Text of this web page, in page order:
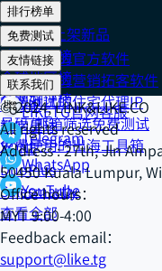
排行榜单
202608 上架新品
社交媒体榜
全球地区榜
全网好评榜
免费测试
免费测试的官方软件
免费测试的营销拓客软件
免费测试的住宅代理IP
号码/邮箱筛选免费测试
免费使用的出海工具箱
友情链接
Cake IP
918 IP
数字星球
XONE
DuoPlus
Salesmartly
查看全部
联系我们
LIKETG官网客服
Telegram
WhatsApp
YouTube
© 2024, LINK&LIKE.CO
All rights reserved
Address : 27th, Jln
50450 Kuala Lumpur,
Office hours：
MYT 9:00-4:00
Feedback email：
support@like.tg